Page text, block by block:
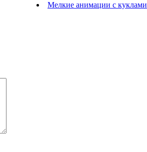
Мелкие анимации с куклами